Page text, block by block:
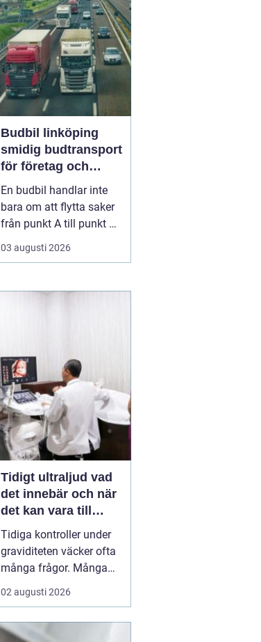
Budbil linköping
smidig budtransport
för företag och
privatpersoner
En budbil handlar inte
bara om att flytta saker
från punkt A till punkt B.
För många företag i
Linköping är den en
vardagens logistik. För
till tunga lyft som inte
få...
03 augusti 2026
Tidigt ultraljud vad
det innebär och när
det kan vara till
hjälp
Tidiga kontroller under
graviditeten väcker ofta
många frågor. Många
undrar när ultraljud kan
göras, vad som går att
undersökningen kan
02 augusti 2026